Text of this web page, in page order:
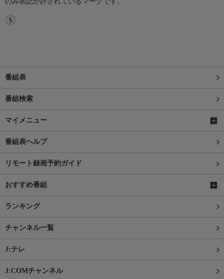
番組表
番組検索
マイメニュー
番組表ヘルプ
リモート録画予約ガイド
おすすめ番組
ランキング
チャンネル一覧
J:テレ
J:COMチャンネル